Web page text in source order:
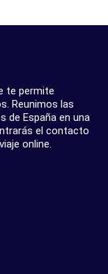
te permite
Reunimos las
España en una
el contacto
online.